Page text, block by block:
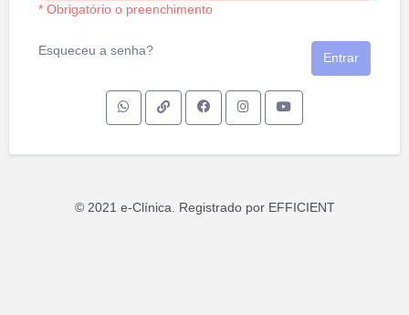
* Obrigatório o preenchimento
Esqueceu a senha?
Entrar
© 2021 e-Clínica. Registrado por EFFICIENT